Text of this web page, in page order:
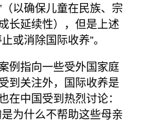
以确保儿童在民族、宗
长延续性），但是上述
或消除国际收养”。
例指向一些受外国家庭
到关注外，国际收养是
在中国受到热烈讨论：
为什么不帮助这些母亲